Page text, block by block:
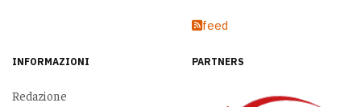
feed
INFORMAZIONI
Redazione
PARTNERS